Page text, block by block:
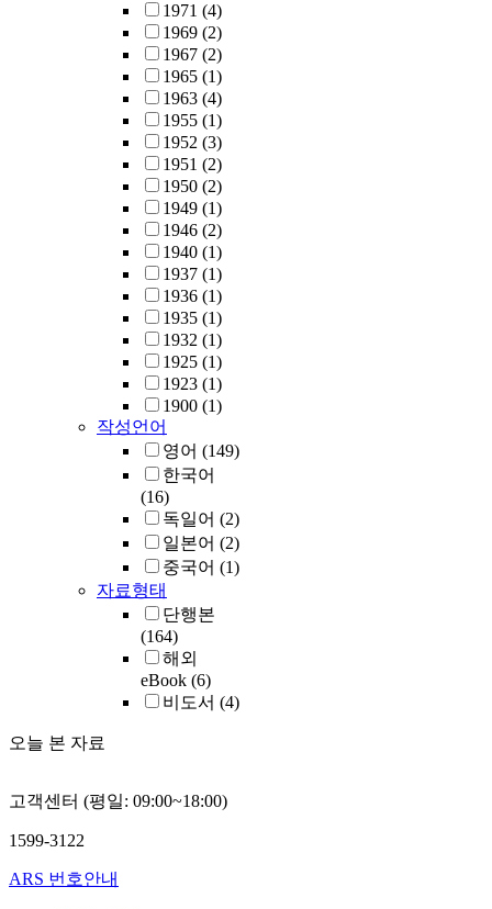
1971 (4)
1969 (2)
1967 (2)
1965 (1)
1963 (4)
1955 (1)
1952 (3)
1951 (2)
1950 (2)
1949 (1)
1946 (2)
1940 (1)
1937 (1)
1936 (1)
1935 (1)
1932 (1)
1925 (1)
1923 (1)
1900 (1)
작성언어
영어 (149)
한국어
(16)
독일어 (2)
일본어 (2)
중국어 (1)
자료형태
단행본
(164)
해외
eBook (6)
비도서 (4)
오늘 본 자료
고객센터 (평일: 09:00~18:00)
1599-3122
ARS 번호안내